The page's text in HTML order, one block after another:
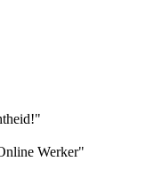
Werker"